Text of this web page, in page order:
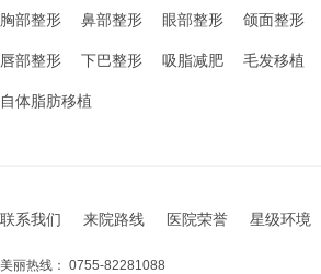
胸部整形 鼻部整形 眼部整形 颌面整形
唇部整形 下巴整形 吸脂减肥 毛发移植
自体脂肪移植
联系我们 来院路线 医院荣誉 星级环境
美丽热线： 0755-82281088